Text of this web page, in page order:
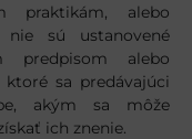
praktikám, alebo
sú ustanovené
predpisom alebo
sa predávajúci
akým sa môže
ich znenie.